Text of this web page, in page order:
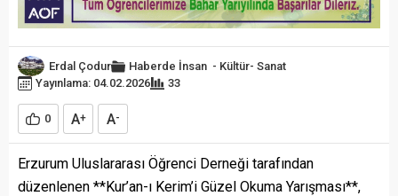
Erdal Çodur Haberde İnsan - Kültür- Sanat
Yayınlama: 04.02.2026
33
0 A+ A-
Erzurum Uluslararası Öğrenci Derneği tarafından
düzenlenen **Kur’an-ı Kerim’i Güzel Okuma Yarışması**,